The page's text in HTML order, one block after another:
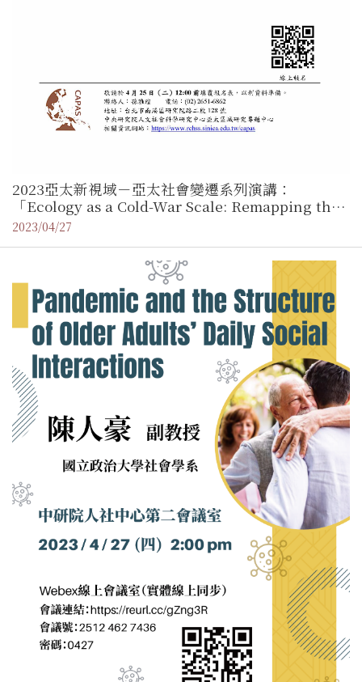
2023亞太新視域－亞太社會變遷系列演講：
「Ecology as a Cold-War Scale: Remapping the
Malayan Emergency through Displacement」／
2023/04/27